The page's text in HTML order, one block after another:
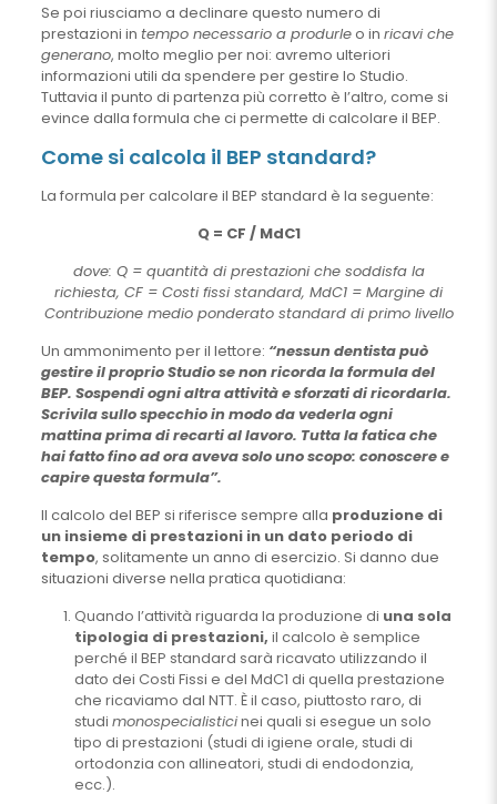
Se poi riusciamo a declinare questo numero di
prestazioni in tempo necessario a produrleo in ricavi che
generano, molto meglio per noi: avremo ulteriori
informazioni utili da spendere per gestire lo Studio.
Tuttavia il punto di partenza più corretto è l’altro, come si
evince dalla formula che ci permette di calcolare il BEP.
Come si calcola il BEP standard?
La formula per calcolare il BEP standard è la seguente:
Q = CF / MdC1
dove: Q = quantità di prestazioni che soddisfa la
richiesta, CF = Costi fissi standard, MdC1 = Margine di
Contribuzione medio ponderato standard di primo livello
Un ammonimento per il lettore: “nessun dentista può
gestire il proprio Studio se non ricorda la formula del
BEP. Sospendi ogni altra attività e sforzati di ricordarla.
Scrivila sullo specchio in modo da vederla ogni
mattina prima di recarti al lavoro. Tutta la fatica che
hai fatto fino ad ora aveva solo uno scopo: conoscere e
capire questa formula”.
Il calcolo del BEP si riferisce sempre alla produzione di
un insieme di prestazioni in un dato periodo di
tempo, solitamente un anno di esercizio. Si danno due
situazioni diverse nella pratica quotidiana:
Quando l’attività riguarda la produzione di una sola
tipologia di prestazioni, il calcolo è semplice
perché il BEP standard sarà ricavato utilizzando il
dato dei Costi Fissi e del MdC1 di quella prestazione
che ricaviamo dal NTT. È il caso, piuttosto raro, di
studi monospecialisticinei quali si esegue un solo
tipo di prestazioni (studi di igiene orale, studi di
ortodonzia con allineatori, studi di endodonzia,
ecc.).